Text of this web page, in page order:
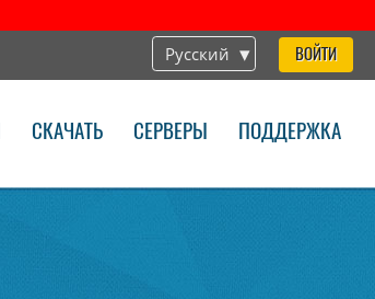
Русский ВОЙТИ
СКАЧАТЬ СЕРВЕРЫ ПОДДЕРЖКА